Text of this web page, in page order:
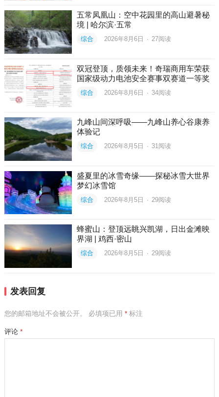
五常凤凰山：空中花园里的高山避暑秘
境 | 哈尔滨·五常
综合 2026年8月6日 · 27阅读
双冠登顶，质领未来！奇瑞商用车荣获
国家级动力电池安全赛事双赛道一等奖
综合 2026年8月6日 · 34阅读
九峰山间深呼吸——九峰山养心谷康养
体验记
综合 2026年8月5日 · 31阅读
盛夏里的冰雪奇缘——探秘冰雪大世界
梦幻冰雪馆
综合 2026年8月5日 · 29阅读
蜂蜜山：登顶远眺兴凯湖，日出金滩映
界湖 | 鸡西·密山
综合 2026年8月5日 · 29阅读
发表回复
您的邮箱地址不会被公开。 必填项已用 *标注
评论 *